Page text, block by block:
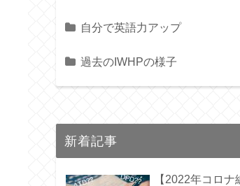
自分で英語力アップ
過去のIWHPの様子
新着記事
【2022年コロナ